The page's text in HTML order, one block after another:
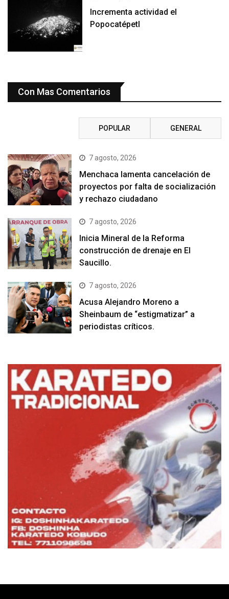
Incrementa actividad el
Popocatépetl
Con Mas Comentarios
POPULAR GENERAL
7 agosto, 2026
Menchaca lamenta cancelación de
proyectos por falta de socialización
y rechazo ciudadano
7 agosto, 2026
Inicia Mineral de la Reforma
construcción de drenaje en El
Saucillo.
7 agosto, 2026
Acusa Alejandro Moreno a
Sheinbaum de “estigmatizar” a
periodistas críticos.